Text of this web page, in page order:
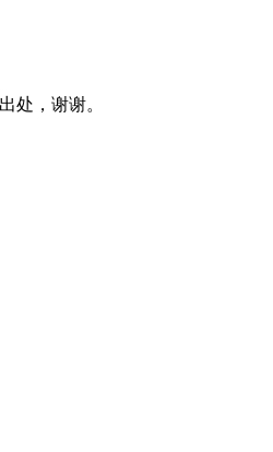
处，谢谢。